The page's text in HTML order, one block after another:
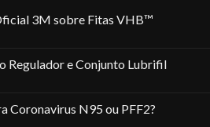
3M sobre Fitas VHB™
Regulador e Conjunto Lubrifil
Coronavirus N95 ou PFF2?